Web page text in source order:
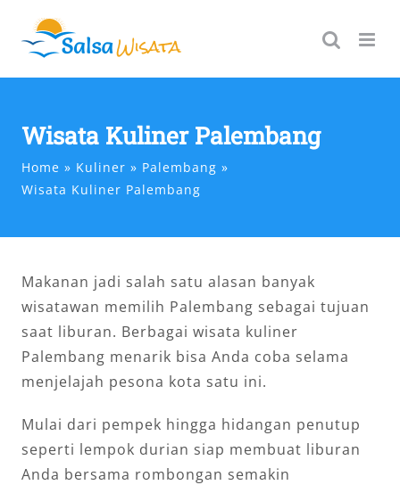
content
Wisata Kuliner Palembang
Home Kuliner
Palembang
Wisata Kuliner Palembang
Makanan jadi salah satu alasan banyak
wisatawan memilih Palembang sebagai tujuan
saat liburan. Berbagai wisata kuliner
Palembang menarik bisa Anda coba selama
menjelajah pesona kota satu ini.
Mulai dari pempek hingga hidangan penutup
seperti lempok durian siap membuat liburan
Anda bersama rombongan semakin